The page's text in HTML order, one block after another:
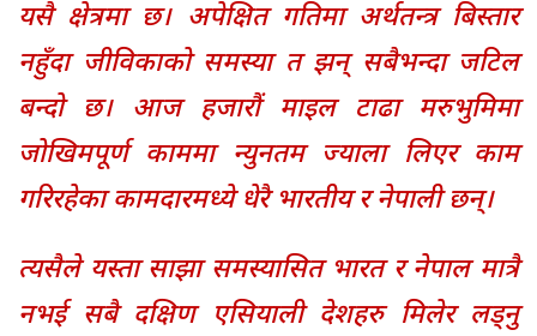
यसै क्षेत्रमा छ। अपेक्षित गतिमा अर्थतन्त्र बिस्तार
नहुँदा जीविकाको समस्या त झन् सबैभन्दा जटिल
बन्दो छ। आज हजारौं माइल टाढा मरुभुमिमा
जोखिमपूर्ण काममा न्युनतम ज्याला लिएर काम
गरिरहेका कामदारमध्ये धेरै भारतीय र नेपाली छन्।
त्यसैले यस्ता साझा समस्यासित भारत र नेपाल मात्रै
नभई सबै दक्षिण एसियाली देशहरु मिलेर लड्नु